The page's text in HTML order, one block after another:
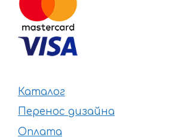
Каталог
Перенос дизайна
Оплата